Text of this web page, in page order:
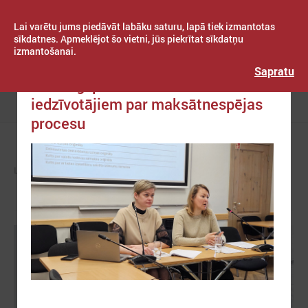
Lai varētu jums piedāvāt labāku saturu, lapā tiek izmantotas
sīkdatnes. Apmeklējot šo vietni, jūs piekrītat sīkdatņu
izmantošanai.
Sapratu
Izvēlne
LPS
iedzīvotājiem par maksātnespējas
procesu